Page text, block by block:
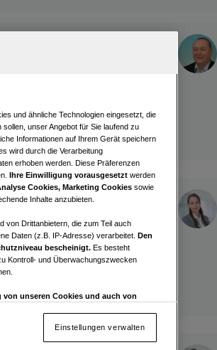
und hochwertiger
und ähnliche Technologien eingesetzt, die
sollen, unser Angebot für Sie laufend zu
Informationen auf Ihrem Gerät speichern
wird durch die Verarbeitung
erhoben werden. Diese Präferenzen
Ihre Einwilligung vorausgesetzt werden
Cookies, Marketing Cookies sowie
Inhalte anzubieten.
von Drittanbietern, die zum Teil auch
Daten (z.B. IP-Adresse) verarbeitet. Den
bescheinigt. Es besteht
Kontroll- und Überwachungszwecken
unseren Cookies und auch von
Einstellungen verwalten